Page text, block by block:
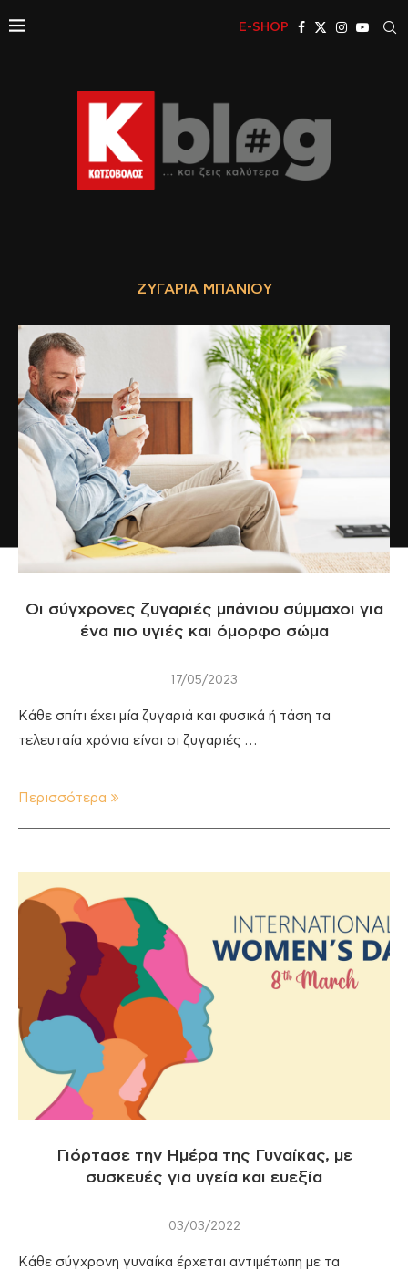
E-SHOP
ΖΥΓΑΡΙΆ ΜΠΆΝΙΟΥ
Οι σύγχρονες ζυγαριές μπάνιου σύμμαχοι για
ένα πιο υγιές και όμορφο σώμα
17/05/2023
Κάθε σπίτι έχει μία ζυγαριά και φυσικά ή τάση τα
τελευταία χρόνια είναι οι ζυγαριές …
Περισσότερα
Γιόρτασε την Ημέρα της Γυναίκας, με
συσκευές για υγεία και ευεξία
03/03/2022
Κάθε σύγχρονη γυναίκα έρχεται αντιμέτωπη με τα